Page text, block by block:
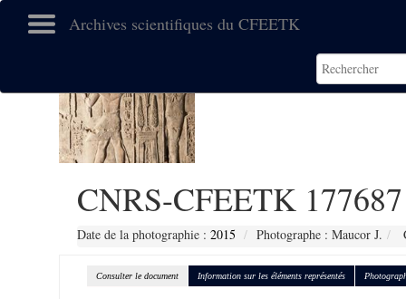
Archives scientifiques du CFEETK
CNRS-CFEETK 177687
Date de la photographie : 2015 Photographe : Maucor J.
Consulter le document Information sur les éléments représentés